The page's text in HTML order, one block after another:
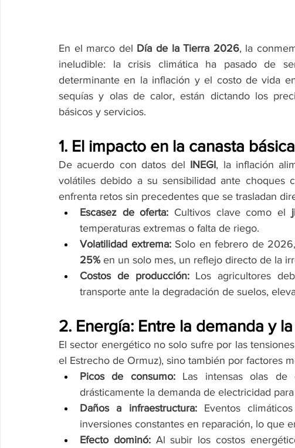
En el marco del Día de la Tierra 2026, la
ineludible: la crisis climática ha pasado de
determinante en la inflación y el costo de vida
sequías y olas de calor, están dictando los
básicos y servicios.
1. El impacto en la canasta básica
De acuerdo con datos del INEGI, la inflación
volátiles debido a su sensibilidad ante choques
enfrenta retos sin precedentes que se trasladan
Escasez de oferta: Cultivos clave como el
temperaturas extremas o falta de riego.
Volatilidad extrema:
25% en un solo mes, un reflejo directo de la
Costos de producción: Los agricultores
transporte ante la degradación de suelos,
2. Energía: Entre la demanda y
El sector energético no solo sufre por las
el Estrecho de Ormuz), sino también por factores
Picos de consumo: Las intensas olas de
drásticamente la demanda de electricidad
Daños a infraestructura: Eventos
inversiones constantes en reparación, lo que
Efecto dominó: Al subir los costos